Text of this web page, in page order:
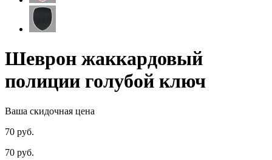
Шеврон жаккардовый
полиции голубой ключ
Ваша скидочная цена
70 руб.
70 руб.